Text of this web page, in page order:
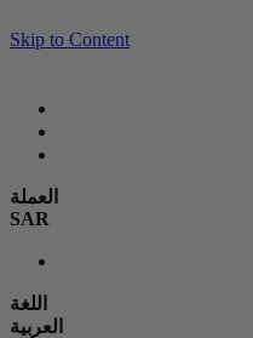
Skip to Content
العملة
SAR
اللغة
العربية